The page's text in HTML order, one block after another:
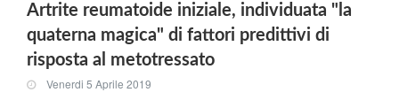
Artrite reumatoide iniziale, individuata "la
quaterna magica" di fattori predittivi di
risposta al metotressato
Venerdi 5 Aprile 2019